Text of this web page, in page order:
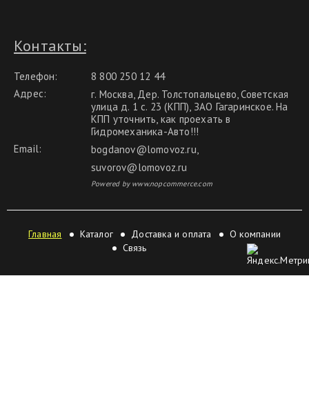
Контакты:
Телефон:
8 800 250 12 44
Адрес:
г. Москва, Дер. Толстопальцево, Советская
улица д. 1 с. 23 (КПП), ЗАО Гагаринское. На
КПП уточнить, как проехать в
Гидромеханика-Авто!!!
Email:
bogdanov@lomovoz.ru,
suvorov@lomovoz.ru
Powered by www.nopcommerce.com
Главная Каталог Доставка и оплата
О компании
Связь